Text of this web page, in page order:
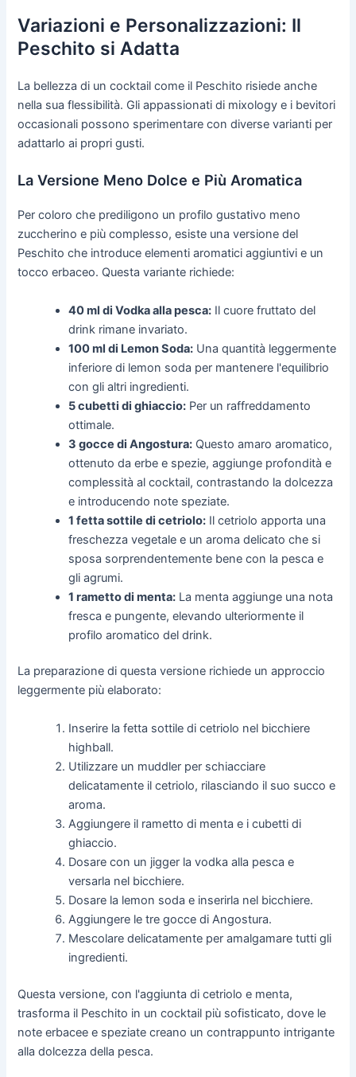
Variazioni e Personalizzazioni: Il
Peschito si Adatta
La bellezza di un cocktail come il Peschito risiede anche
nella sua flessibilità. Gli appassionati di mixology e i bevitori
occasionali possono sperimentare con diverse varianti per
adattarlo ai propri gusti.
La Versione Meno Dolce e Più Aromatica
Per coloro che prediligono un profilo gustativo meno
zuccherino e più complesso, esiste una versione del
Peschito che introduce elementi aromatici aggiuntivi e un
tocco erbaceo. Questa variante richiede:
40 ml di Vodka alla pesca: Il cuore fruttato del
drink rimane invariato.
100 ml di Lemon Soda: Una quantità leggermente
inferiore di lemon soda per mantenere l'equilibrio
con gli altri ingredienti.
5 cubetti di ghiaccio: Per un raffreddamento
ottimale.
3 gocce di Angostura: Questo amaro aromatico,
ottenuto da erbe e spezie, aggiunge profondità e
complessità al cocktail, contrastando la dolcezza
e introducendo note speziate.
1 fetta sottile di cetriolo: Il cetriolo apporta una
freschezza vegetale e un aroma delicato che si
sposa sorprendentemente bene con la pesca e
gli agrumi.
1 rametto di menta: La menta aggiunge una nota
fresca e pungente, elevando ulteriormente il
profilo aromatico del drink.
La preparazione di questa versione richiede un approccio
leggermente più elaborato:
Inserire la fetta sottile di cetriolo nel bicchiere
highball.
Utilizzare un muddler per schiacciare
delicatamente il cetriolo, rilasciando il suo succo e
aroma.
Aggiungere il rametto di menta e i cubetti di
ghiaccio.
Dosare con un jigger la vodka alla pesca e
versarla nel bicchiere.
Dosare la lemon soda e inserirla nel bicchiere.
Aggiungere le tre gocce di Angostura.
Mescolare delicatamente per amalgamare tutti gli
ingredienti.
Questa versione, con l'aggiunta di cetriolo e menta,
trasforma il Peschito in un cocktail più sofisticato, dove le
note erbacee e speziate creano un contrappunto intrigante
alla dolcezza della pesca.